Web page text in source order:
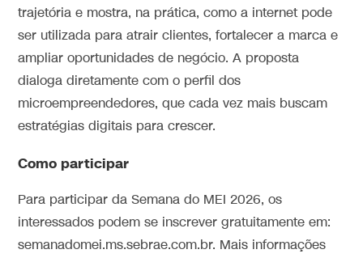
trajetória e mostra, na prática, como a internet pode
ser utilizada para atrair clientes, fortalecer a marca e
ampliar oportunidades de negócio. A proposta
dialoga diretamente com o perfil dos
microempreendedores, que cada vez mais buscam
estratégias digitais para crescer.
Como participar
Para participar da Semana do MEI 2026, os
interessados podem se inscrever gratuitamente em:
semanadomei.ms.sebrae.com.br. Mais informações